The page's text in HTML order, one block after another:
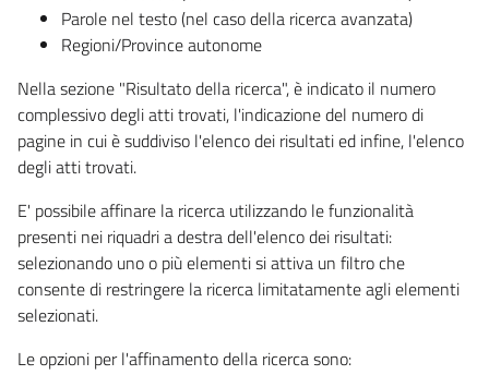
Parole nel testo (nel caso della ricerca avanzata)
Regioni/Province autonome
Nella sezione "Risultato della ricerca", è indicato il numero
complessivo degli atti trovati, l'indicazione del numero di
pagine in cui è suddiviso l'elenco dei risultati ed infine, l'elenco
degli atti trovati.
E' possibile affinare la ricerca utilizzando le funzionalità
presenti nei riquadri a destra dell'elenco dei risultati:
selezionando uno o più elementi si attiva un filtro che
consente di restringere la ricerca limitatamente agli elementi
selezionati.
Le opzioni per l'affinamento della ricerca sono: